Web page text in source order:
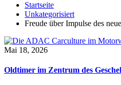
Startseite
Unkategorisiert
Freude über Impulse des
Mai 18, 2026
Oldtimer im Zentrum des